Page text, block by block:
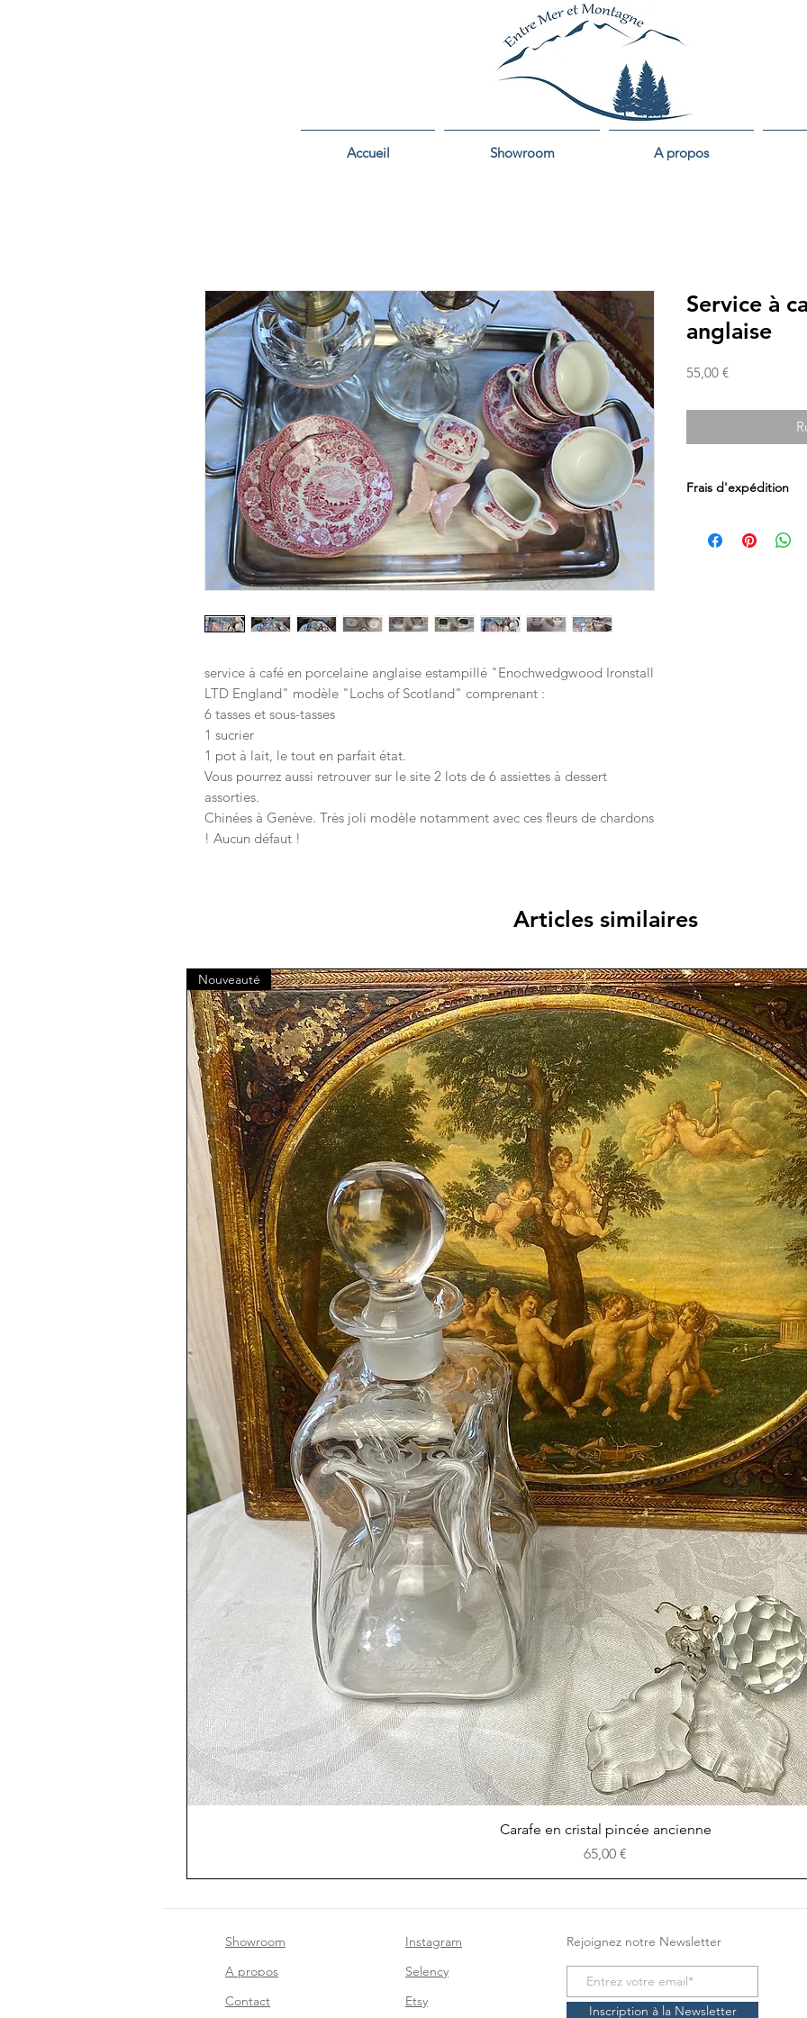
Accueil Showroom A propos
service à café en porcelaine anglaise estampillé "Enochwedgwood Ironstall
LTD England" modèle "Lochs of Scotland" comprenant :
6 tasses et sous-tasses
1 sucrier
1 pot à lait, le tout en parfait état.
Vous pourrez aussi retrouver sur le site 2 lots de 6 assiettes à dessert
assorties.
Chinées à Genève. Très joli modèle notamment avec ces fleurs de chardons
! Aucun défaut !
Service à
anglaise
55,00 €Prix
Frais d'expédition
Les frais
Articles similaires
Aperçu rapide
Nouveauté
Carafe en cristal pincée ancienne
Prix
65,00 €
Showroom
A propos
Contact
Instagram
Selency
Etsy
Rejoignez notre Newsletter
Inscription à la Newsletter